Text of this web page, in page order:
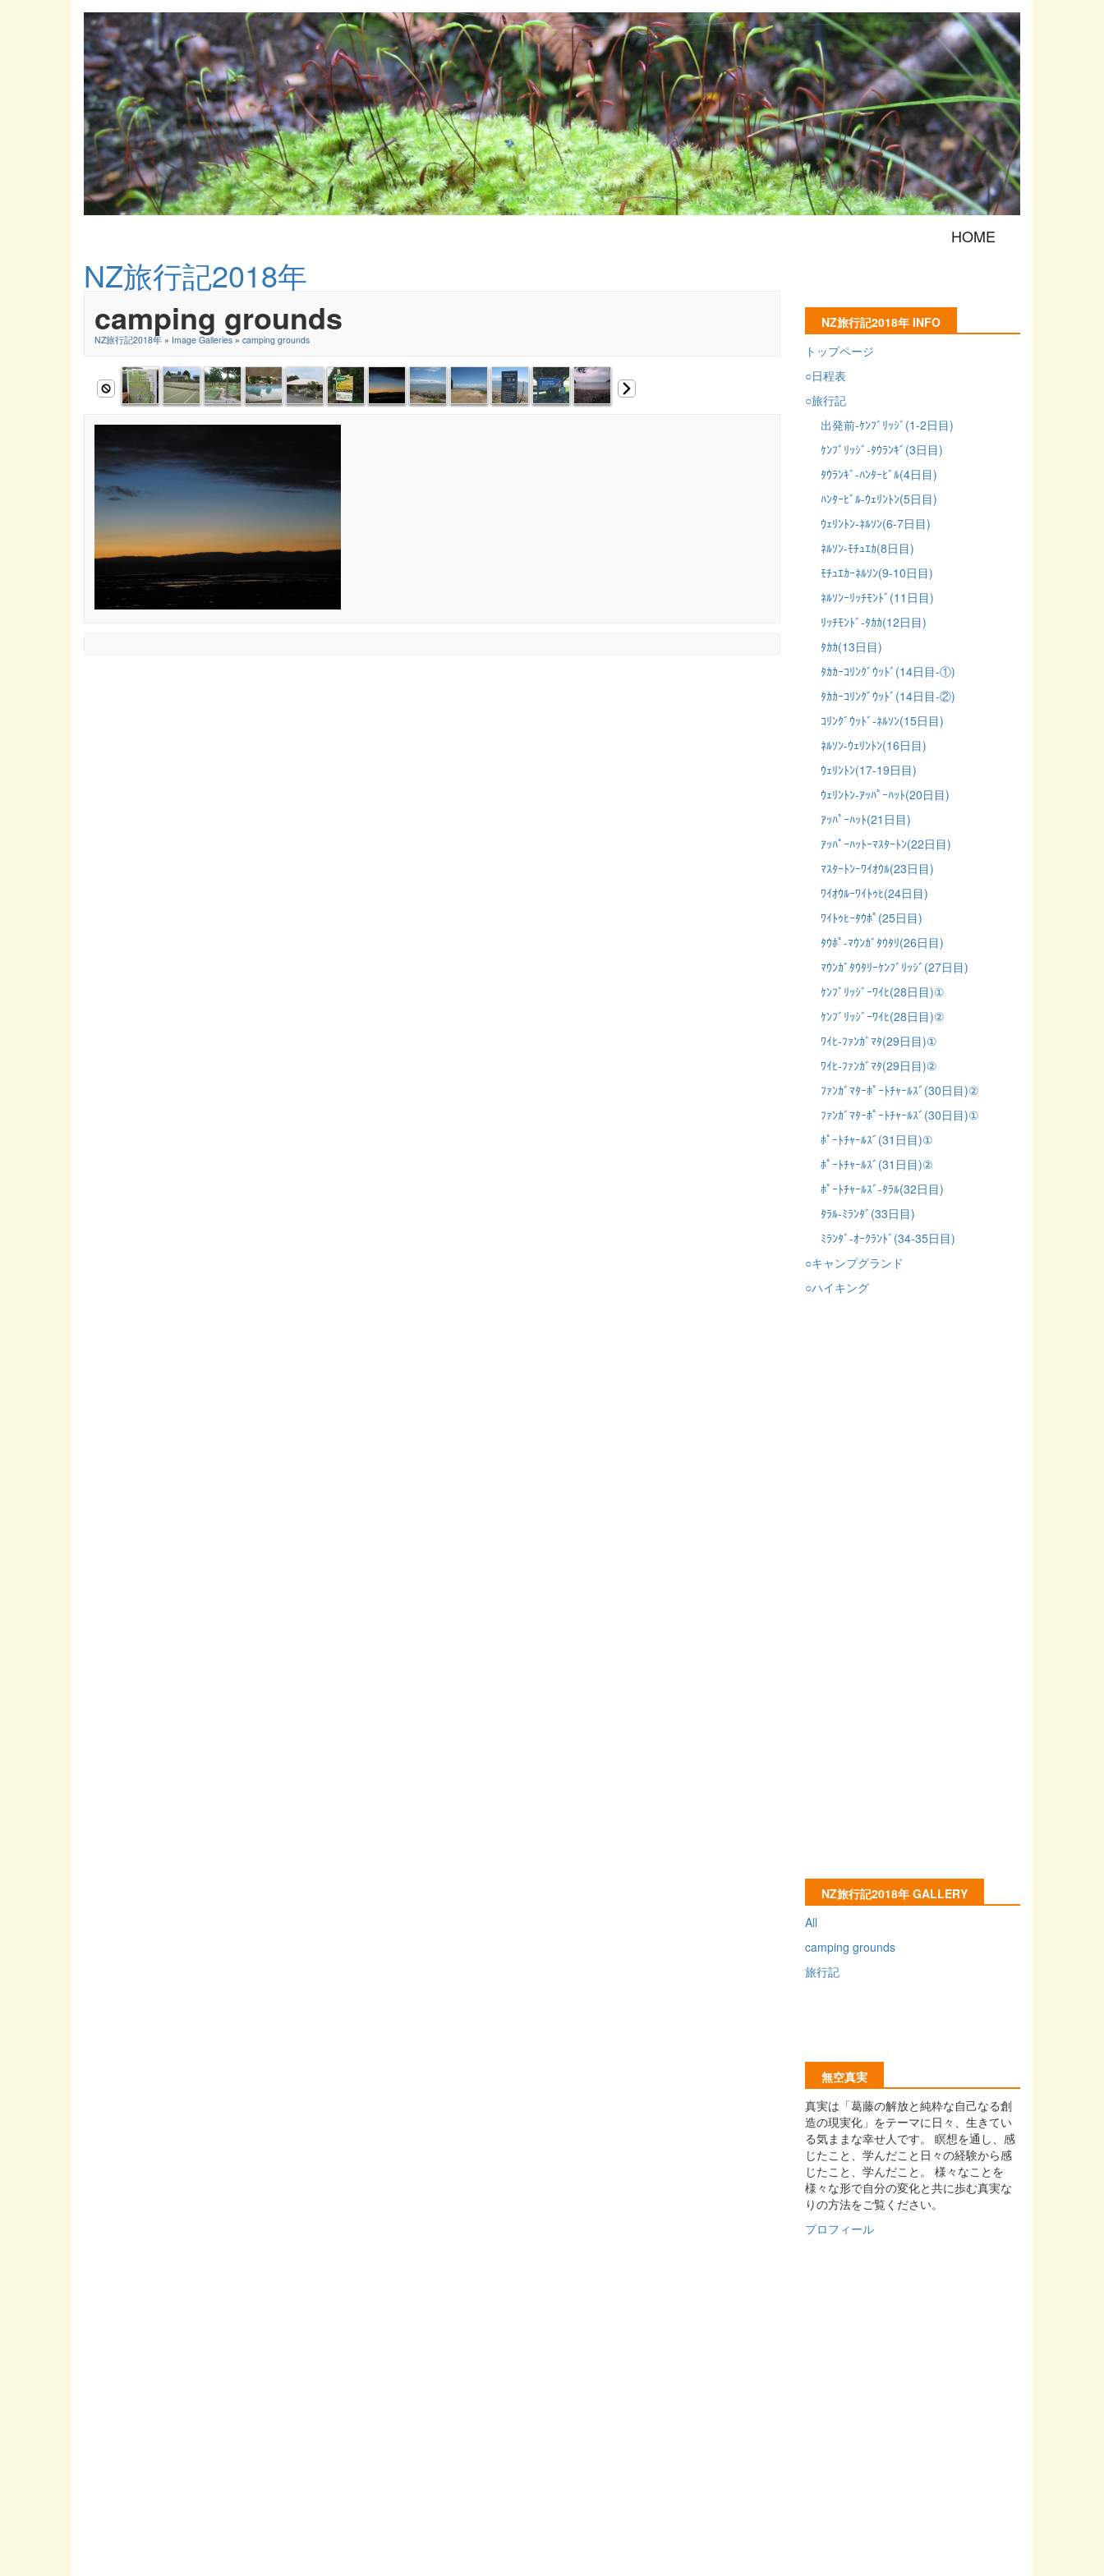
HOME
NZ旅行記2018年
camping grounds
NZ旅行記2018年 » Image Galleries» camping grounds
NZ旅行記2018年 INFO
トップページ
○日程表
○旅行記
出発前-ｹﾝﾌﾞﾘｯｼﾞ(1-2日目)
ｹﾝﾌﾞﾘｯｼﾞ-ﾀｳﾗﾝｷﾞ(3日目)
ﾀｳﾗﾝｷﾞ-ﾊﾝﾀｰﾋﾞﾙ(4日目)
ﾊﾝﾀｰﾋﾞﾙ-ｳｪﾘﾝﾄﾝ(5日目)
ｳｪﾘﾝﾄﾝ-ﾈﾙｿﾝ(6-7日目)
ﾈﾙｿﾝ-ﾓﾁｭｴｶ(8日目)
ﾓﾁｭｴｶｰﾈﾙｿﾝ(9-10日目)
ﾈﾙｿﾝｰﾘｯﾁﾓﾝﾄﾞ(11日目)
ﾘｯﾁﾓﾝﾄﾞ-ﾀｶｶ(12日目)
ﾀｶｶ(13日目)
ﾀｶｶｰｺﾘﾝｸﾞｳｯﾄﾞ(14日目-①)
ﾀｶｶｰｺﾘﾝｸﾞｳｯﾄﾞ(14日目-②)
ｺﾘﾝｸﾞｳｯﾄﾞ-ﾈﾙｿﾝ(15日目)
ﾈﾙｿﾝ-ｳｪﾘﾝﾄﾝ(16日目)
ｳｪﾘﾝﾄﾝ(17-19日目)
ｳｪﾘﾝﾄﾝ-ｱｯﾊﾟｰﾊｯﾄ(20日目)
ｱｯﾊﾟｰﾊｯﾄ(21日目)
ｱｯﾊﾟｰﾊｯﾄｰﾏｽﾀｰﾄﾝ(22日目)
ﾏｽﾀｰﾄﾝｰﾜｲｵｳﾙ(23日目)
ﾜｲｵｳﾙｰﾜｲﾄｩﾋ(24日目)
ﾜｲﾄｩﾋｰﾀｳﾎﾟ(25日目)
ﾀｳﾎﾟ-ﾏｳﾝｶﾞﾀｳﾀﾘ(26日目)
ﾏｳﾝｶﾞﾀｳﾀﾘｰｹﾝﾌﾞﾘｯｼﾞ(27日目)
ｹﾝﾌﾞﾘｯｼﾞｰﾜｲﾋ(28日目)①
ｹﾝﾌﾞﾘｯｼﾞｰﾜｲﾋ(28日目)②
ﾜｲﾋ-ﾌｧﾝｶﾞﾏﾀ(29日目)①
ﾜｲﾋ-ﾌｧﾝｶﾞﾏﾀ(29日目)②
ﾌｧﾝｶﾞﾏﾀｰﾎﾟｰﾄﾁｬｰﾙｽﾞ(30日目)②
ﾌｧﾝｶﾞﾏﾀｰﾎﾟｰﾄﾁｬｰﾙｽﾞ(30日目)①
ﾎﾟｰﾄﾁｬｰﾙｽﾞ(31日目)①
ﾎﾟｰﾄﾁｬｰﾙｽﾞ(31日目)②
ﾎﾟｰﾄﾁｬｰﾙｽﾞ-ﾀﾗﾙ(32日目)
ﾀﾗﾙ-ﾐﾗﾝﾀﾞ(33日目)
ﾐﾗﾝﾀﾞ-ｵｰｸﾗﾝﾄﾞ(34-35日目)
○キャンプグランド
○ハイキング
NZ旅行記2018年 GALLERY
All
camping grounds
旅行記
無空真実
真実は「葛藤の解放と純粋な自己なる創
造の現実化」をテーマに日々、生きてい
る気ままな幸せ人です。 瞑想を通し、感
じたこと、学んだこと日々の経験から感
じたこと、学んだこと。 様々なことを
様々な形で自分の変化と共に歩む真実な
りの方法をご覧ください。
プロフィール